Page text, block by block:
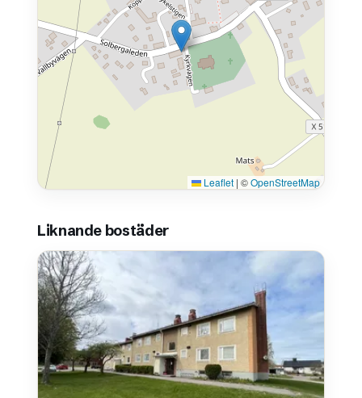
Leaflet | ©OpenStreetMap
Liknande bostäder